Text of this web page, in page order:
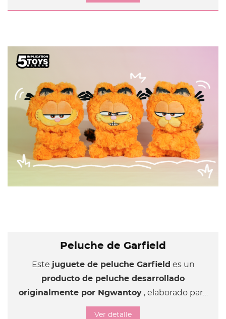
Peluche de Garfield
Este juguete de peluche Garfield es un
producto de peluche desarrollado
originalmente por Ngwantoy , elaborado para
capturar el encanto icónico y la personalidad
Ver detalle